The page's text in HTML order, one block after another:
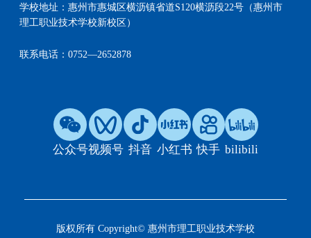
学校地址：惠州市惠城区横沥镇省道S120横沥段22号（惠州市
理工职业技术学校新校区）
联系电话：0752—2652878
公众号视频号 抖音 小红书 快手 bilibili
版权所有 Copyright© 惠州市理工职业技术学校